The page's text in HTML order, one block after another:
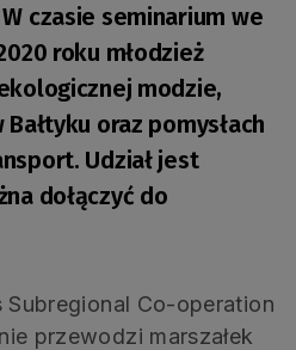
czasie seminarium we
roku młodzież
modzie,
oraz pomysłach
Udział jest
dołączyć do
Subregional Co-operation
przewodzi marszałek